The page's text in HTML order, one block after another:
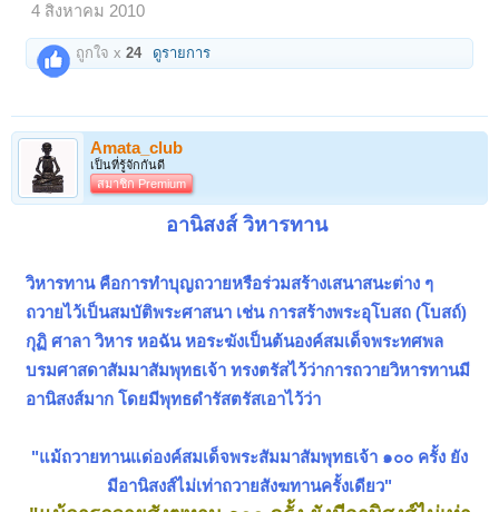
4 สิงหาคม 2010
ถูกใจ x24 ดูรายการ
Amata_club
เป็นที่รู้จักกันดี
สมาชิก Premium
อานิสงส์ วิหารทาน​
วิหารทาน คือการทำบุญถวายหรือร่วมสร้างเสนาสนะต่าง ๆ
ถวายไว้เป็นสมบัติพระศาสนา เช่น การสร้างพระอุโบสถ (โบสถ์)
กุฏิ ศาลา วิหาร หอฉัน หอระฆังเป็นต้นองค์สมเด็จพระทศพล
บรมศาสดาสัมมาสัมพุทธเจ้า ทรงตรัสไว้ว่าการถวายวิหารทานมี
อานิสงส์มาก โดยมีพุทธดำรัสตรัสเอาไว้ว่า
"แม้ถวายทานแด่องค์สมเด็จพระสัมมาสัมพุทธเจ้า ๑๐๐ ครั้ง ยัง
มีอานิสงส์ไม่เท่าถวายสังฆทานครั้งเดียว"